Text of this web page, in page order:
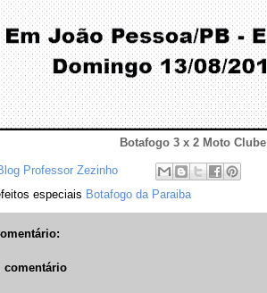
Botafogo 3 x 2 Moto Clube
Professor Zezinho
especiais Botafogo da Paraiba
comentário